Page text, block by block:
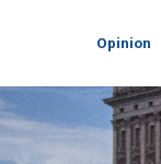
Opinion